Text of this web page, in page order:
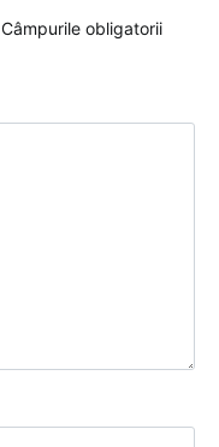
Câmpurile obligatorii